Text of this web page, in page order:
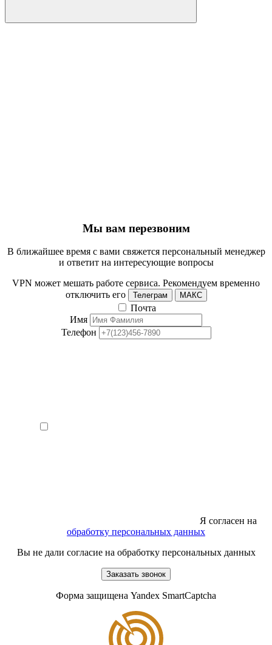
Мы вам перезвоним
В ближайшее время с вами свяжется персональный менеджер
и ответит на интересующие вопросы
VPN может мешать работе сервиса. Рекомендуем временно
отключить его
Телеграм МАКС
Почта
Имя
Телефон
Я согласен на
обработку персональных данных
Вы не дали согласие на обработку персональных данных
Заказать звонок
Форма защищена Yandex SmartCaptcha